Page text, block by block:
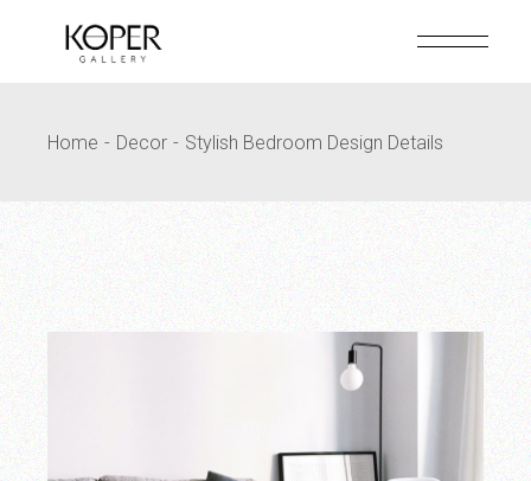
Home Decor Stylish Bedroom Design Details